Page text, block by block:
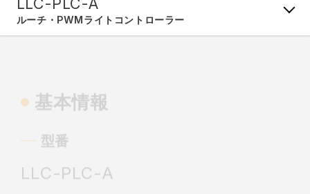
ルーチ・PWMライトコントローラー
基本情報
型番
LLC-PLC-A